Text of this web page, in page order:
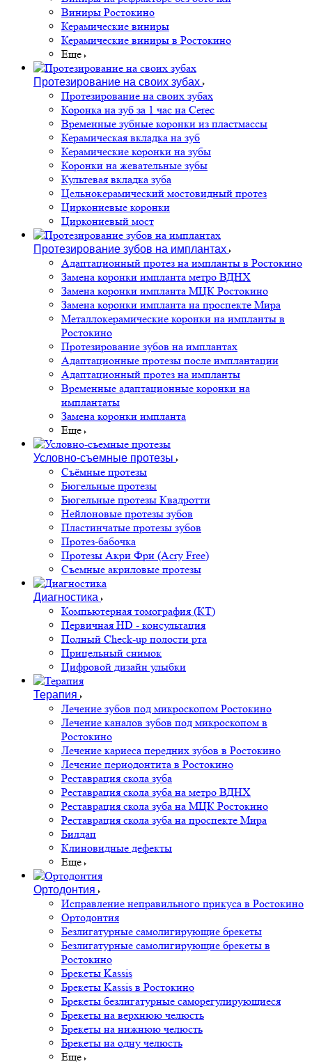
Виниры Ростокино
Керамические виниры
Керамические виниры в Ростокино
Еще
Протезирование на своих зубах
Протезирование на своих зубах
Коронка на зуб за 1 час на Cerec
Временные зубные коронки из пластмассы
Керамическая вкладка на зуб
Керамические коронки на зубы
Коронки на жевательные зубы
Культевая вкладка зуба
Цельнокерамический мостовидный протез
Циркониевые коронки
Циркониевый мост
Протезирование зубов на имплантах
Адаптационный протез на импланты в Ростокино
Замена коронки импланта метро ВДНХ
Замена коронки импланта МЦК Ростокино
Замена коронки импланта на проспекте Мира
Металлокерамические коронки на импланты в
Ростокино
Протезирование зубов на имплантах
Адаптационные протезы после имплантации
Адаптационный протез на импланты
Временные адаптационные коронки на
имплантаты
Замена коронки импланта
Еще
Условно-съемные протезы
Съёмные протезы
Бюгельные протезы
Бюгельные протезы Квадротти
Нейлоновые протезы зубов
Пластинчатые протезы зубов
Протез-бабочка
Протезы Акри Фри (Acry Free)
Съемные акриловые протезы
Диагностика
Компьютерная томография (КТ)
Первичная HD - консультация
Полный Check-up полости рта
Прицельный снимок
Цифровой дизайн улыбки
Терапия
Лечение зубов под микроскопом Ростокино
Лечение каналов зубов под микроскопом в
Ростокино
Лечение кариеса передних зубов в Ростокино
Лечение периодонтита в Ростокино
Реставрация скола зуба
Реставрация скола зуба на метро ВДНХ
Реставрация скола зуба на МЦК Ростокино
Реставрация скола зуба на проспекте Мира
Билдап
Клиновидные дефекты
Еще
Ортодонтия
Исправление неправильного прикуса в Ростокино
Ортодонтия
Безлигатурные самолигирующие брекеты
Безлигатурные самолигирующие брекеты в
Ростокино
Брекеты Kassis
Брекеты Kassis в Ростокино
Брекеты безлигатурные саморегулирующиеся
Брекеты на верхнюю челюсть
Брекеты на нижнюю челюсть
Брекеты на одну челюсть
Еще